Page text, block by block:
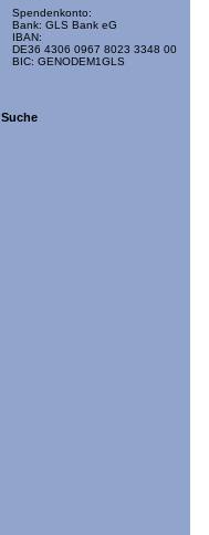
Spendenkonto:
Bank: GLS Bank eG
IBAN:
DE36 4306 0967 8023 3348 00
BIC: GENODEM1GLS
Suche